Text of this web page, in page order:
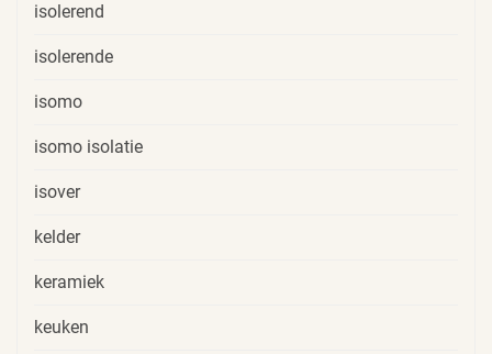
isolerend
isolerende
isomo
isomo isolatie
isover
kelder
keramiek
keuken